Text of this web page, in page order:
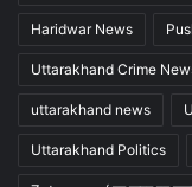
Haridwar News
Uttarakhand Crime
uttarakhand news
Uttarakhand Politics